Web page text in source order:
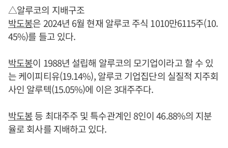
△알루코의 지배구조
박도봉은 2024년 6월 현재 알루코 주식 1010만6115주(10.
45%)를 들고 있다.
박도봉이 1988년 설립해 알루코의 모기업이라고 할 수 있
는 케이피티유(19.14%), 알루코 기업집단의 실질적 지주회
사인 알루텍(15.05%)에 이은 3대주주다.
박도봉등 최대주주 및 특수관계인 8인이 46.88%의 지분
율로 회사를 지배하고 있다.